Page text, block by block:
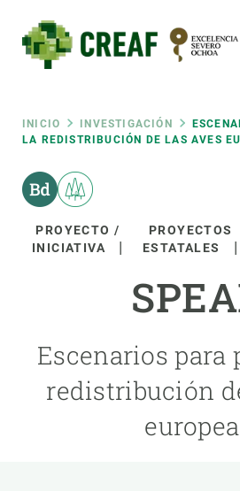
contenido
principal
Ruta
de
navegación
INICIO INVESTIGACIÓN
LA REDISTRIBUCIÓN DE LAS AVES
PROYECTO /
INICIATIVA
PROYECTOS
ESTATALES
Escenarios para
redistribución
RRSS
Featured
responsive
INTRANET
Responsive
CIENCIA EN ACCIÓN
ÚNETE A NOSOTROS